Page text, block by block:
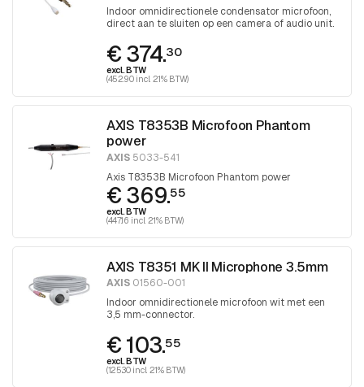
Indoor omnidirectionele condensator microfoon,
direct aan te sluiten op een camera of audio unit.
€ 374.30
excl. BTW
(452.90 incl. 21% BTW)
AXIS T8353B Microfoon Phantom
power
AXIS 5033-541
Axis T8353B Microfoon Phantom power
€ 369.55
excl. BTW
(447.16 incl. 21% BTW)
AXIS T8351 MK II Microphone 3.5mm
AXIS 01560-001
Indoor omnidirectionele microfoon wit met een
3,5 mm-connector.
€ 103.55
excl. BTW
(125.30 incl. 21% BTW)